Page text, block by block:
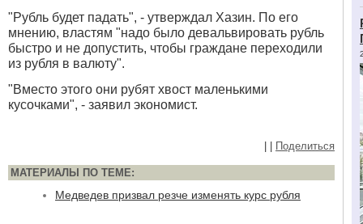
"Рубль будет падать", - утверждал Хазин. По его
мнению, властям "надо было девальвировать рубль
быстро и не допустить, чтобы граждане переходили
из рубля в валюту".
"Вместо этого они рубят хвост маленькими
кусочками", - заявил экономист.
Поделиться
МАТЕРИАЛЫ ПО ТЕМЕ:
Медведев призвал резче изменять курс рубля